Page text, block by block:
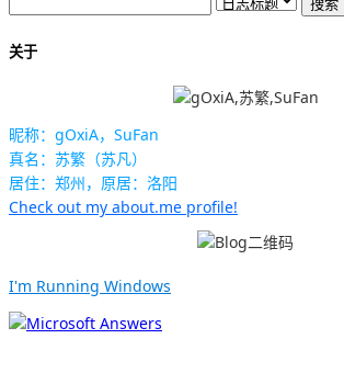
关于
昵称：gOxiA，SuFan
真名：苏繁（苏凡）
居住：郑州，原居：洛阳
Check out my about.me profile!
I'm Running Windows